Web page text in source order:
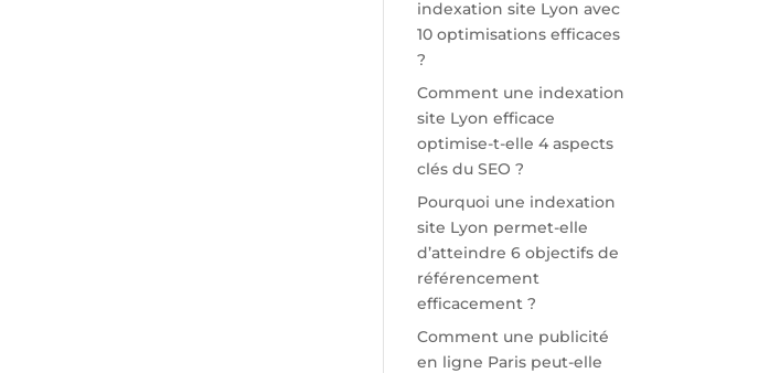
indexation site Lyon avec
10 optimisations efficaces
?
Comment une indexation
site Lyon efficace
optimise-t-elle 4 aspects
clés du SEO ?
Pourquoi une indexation
site Lyon permet-elle
d’atteindre 6 objectifs de
référencement
efficacement ?
Comment une publicité
en ligne Paris peut-elle